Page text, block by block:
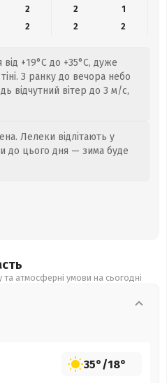
2 2
1
2 2 2
+19°C до +35°C, дуже
З ранку до вечора небо
відчутний вітер до 3 м/с,
Лелеки відлітають у
до цього дня — зима буде
атмосферні умови на сьогодні
35°/18°